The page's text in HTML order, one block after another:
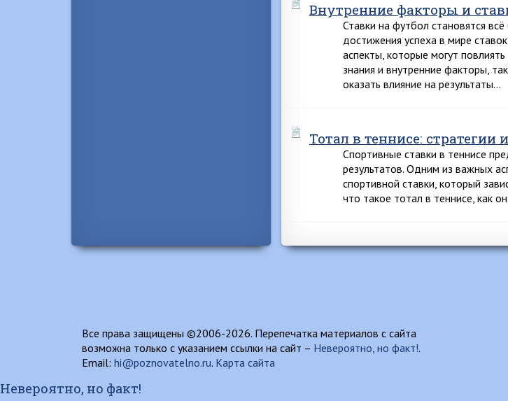
Внутренние факторы и
Ставки на футбол становятся
достижения успеха в мире
аспекты, которые могут
знания и внутренние факторы,
оказать влияние на результаты…
Тотал в теннисе: стратегии
Спортивные ставки в теннисе
результатов. Одним из важных
спортивной ставки, который
что такое тотал в теннисе, как
Все права защищены ©2006-2026. Перепечатка материалов с сайта
возможна только с указанием ссылки на сайт – Невероятно, но факт!.
Email: hi@poznovatelno.ru. Карта сайта
Невероятно, но факт!